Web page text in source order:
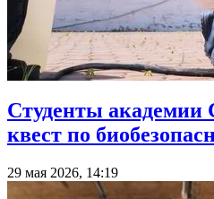
Студенты
квест по
29 мая 2026, 14:19